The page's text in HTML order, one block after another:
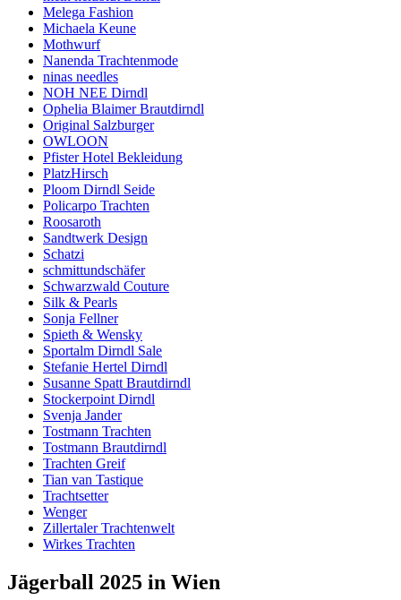
Melega Fashion
Michaela Keune
Mothwurf
Nanenda Trachtenmode
ninas needles
NOH NEE Dirndl
Ophelia Blaimer Brautdirndl
Original Salzburger
OWLOON
Pfister Hotel Bekleidung
PlatzHirsch
Ploom Dirndl Seide
Policarpo Trachten
Roosaroth
Sandtwerk Design
Schatzi
schmittundschäfer
Schwarzwald Couture
Silk & Pearls
Sonja Fellner
Spieth & Wensky
Sportalm Dirndl Sale
Stefanie Hertel Dirndl
Susanne Spatt Brautdirndl
Stockerpoint Dirndl
Svenja Jander
Tostmann Trachten
Tostmann Brautdirndl
Trachten Greif
Tian van Tastique
Trachtsetter
Wenger
Zillertaler Trachtenwelt
Wirkes Trachten
Jägerball 2025 in Wien